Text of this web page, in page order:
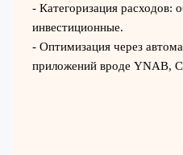
- Категоризация расходов:
инвестиционные.
- Оптимизация через
приложений вроде YNAB,